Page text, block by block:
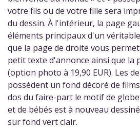
votre fils ou de votre fille sera
du dessin. À l'intérieur, la page
éléments principaux d'un
que la page de droite vous
petit texte d'annonce ainsi que la
(option photo à 19,90 EUR). Les
possèdent un fond décoré de
dos du faire-part le motif de
et de bébés est à nouveau
sur fond vert clair.